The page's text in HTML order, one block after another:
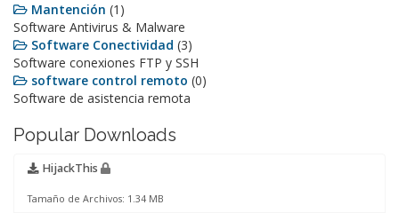
Mantención (1)
Software Antivirus & Malware
Software Conectividad (3)
Software conexiones FTP y SSH
software control remoto (0)
Software de asistencia remota
Popular Downloads
HijackThis
Tamaño de Archivos: 1.34 MB